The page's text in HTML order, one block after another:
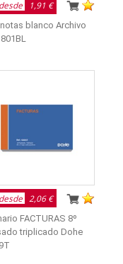
desde 1,91 €
blanco Archivo
desde 2,06 €
FACTURAS 8º
triplicado Dohe